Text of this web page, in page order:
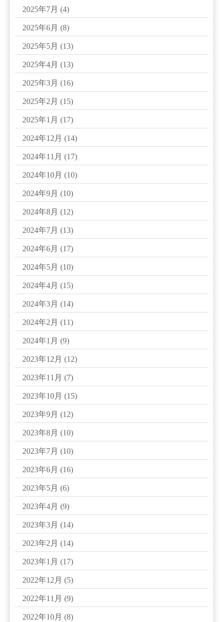
2025年7月 (4)
2025年6月 (8)
2025年5月 (13)
2025年4月 (13)
2025年3月 (16)
2025年2月 (15)
2025年1月 (17)
2024年12月 (14)
2024年11月 (17)
2024年10月 (10)
2024年9月 (10)
2024年8月 (12)
2024年7月 (13)
2024年6月 (17)
2024年5月 (10)
2024年4月 (15)
2024年3月 (14)
2024年2月 (11)
2024年1月 (9)
2023年12月 (12)
2023年11月 (7)
2023年10月 (15)
2023年9月 (12)
2023年8月 (10)
2023年7月 (10)
2023年6月 (16)
2023年5月 (6)
2023年4月 (9)
2023年3月 (14)
2023年2月 (14)
2023年1月 (17)
2022年12月 (5)
2022年11月 (9)
2022年10月 (8)